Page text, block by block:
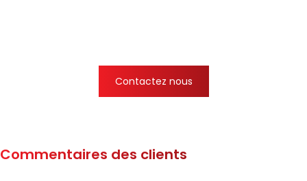
Contactez nous
Commentaires des clients